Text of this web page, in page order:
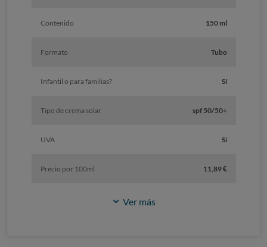
Contenido 150 ml
Formato Tubo
Infantil o para familias? Sí
Tipo de crema solar spf 50/50+
UVA Sí
Precio por 100ml 11,89 €
Ver más